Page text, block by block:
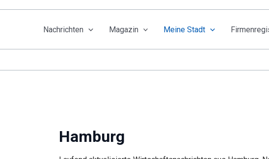
Nachrichten Magazin Meine Stadt
Hamburg